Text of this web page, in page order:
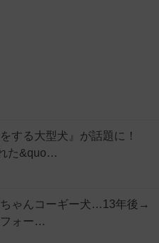
する大型犬』が話題に！
た&quo…
ゃんコーギー犬…13年後→
フォー…